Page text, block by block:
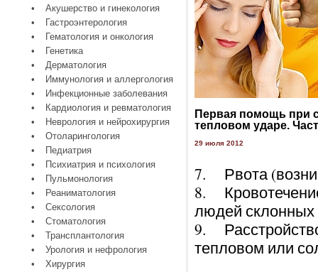
•
Акушерство и гинекология
•
Гастроэнтерология
•
Гематология и онкология
•
Генетика
•
Дерматология
•
Иммунология и аллергология
•
Инфекционные заболевания
•
Кардиология и ревматология
•
Неврология и нейрохирургия
•
Отоларингология
•
Педиатрия
•
Психиатрия и психология
•
Пульмонология
•
Реаниматология
•
Сексология
•
Стоматология
•
Трансплантология
•
Урология и нефрология
•
Хирургия
Первая помощь при
тепловом ударе.
29 июля 2012
7. Рвота
8.
людей склонных
9.
тепловом или